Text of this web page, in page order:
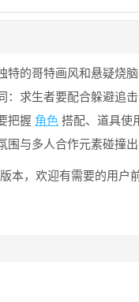
的哥特画风和悬疑烧
求生者要配合躲避追
把握 角色 搭配、道具使
与多人合作元素碰撞出
本，欢迎有需要的用户